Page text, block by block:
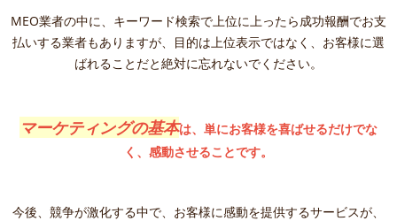
MEO業者の中に、キーワード検索で上位に上ったら成功報酬でお支
払いする業者もありますが、目的は上位表示ではなく、お客様に選
ばれることだと絶対に忘れないでください。
マーケティングの基本は、単にお客様を喜ばせるだけでな
く、感動させることです。
今後、競争が激化する中で、お客様に感動を提供するサービスが、